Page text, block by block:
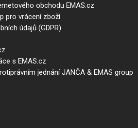
obchodu EMAS.cz
pro vrácení zboží
údajů (GDPR)
s EMAS.cz
jednání JANČA & EMAS group